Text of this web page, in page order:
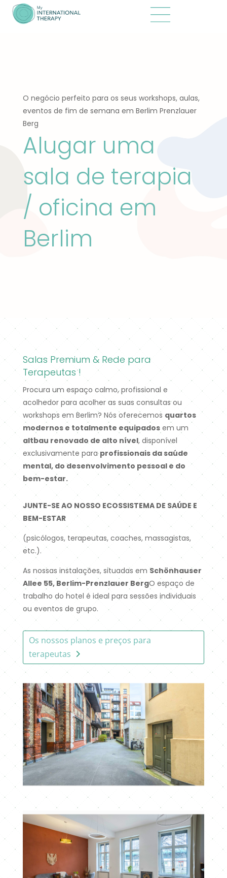
O negócio perfeito para os seus workshops, aulas,
eventos de fim de semana em Berlim Prenzlauer
Berg
Alugar uma
sala de terapia
/ oficina em
Berlim
Salas Premium & Rede para
Terapeutas !
Procura um espaço calmo, profissional e
acolhedor para acolher as suas consultas ou
workshops em Berlim? Nós oferecemos quartos
modernos e totalmente equipadosem um
altbau renovado de alto nível, disponível
exclusivamente paraprofissionais da saúde
mental, do desenvolvimento pessoal e do
bem-estar.
JUNTE-SE AO NOSSO ECOSSISTEMA DE SAÚDE E
BEM-ESTAR
(psicólogos, terapeutas, coaches, massagistas,
etc.).
As nossas instalações, situadas em Schönhauser
Allee 55, Berlim-Prenzlauer BergO espaço de
trabalho do hotel é ideal para sessões individuais
ou eventos de grupo.
Os nossos planos e preços para
terapeutas